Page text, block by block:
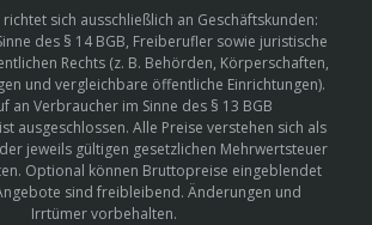
sich ausschließlich an Geschäftskunden:
des § 14 BGB, Freiberufler sowie juristische
Rechts (z. B. Behörden, Körperschaften,
und vergleichbare öffentliche Einrichtungen).
an Verbraucher im Sinne des § 13 BGB
ausgeschlossen. Alle Preise verstehen sich als
jeweils gültigen gesetzlichen Mehrwertsteuer
Optional können Bruttopreise eingeblendet
sind freibleibend. Änderungen und
Irrtümer vorbehalten.